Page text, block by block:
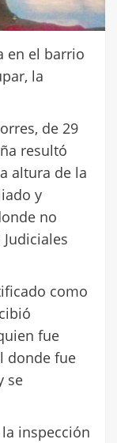
en el barrio
la
de 29
resultó
altura de la
y
no
como
fue
donde fue
se
inspección